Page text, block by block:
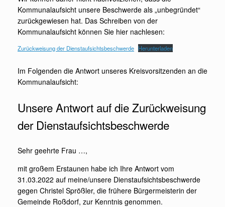
Kommunalaufsicht unsere Beschwerde als „unbegründet“
zurückgewiesen hat. Das Schreiben von der
Kommunalaufsicht können Sie hier nachlesen:
Zurückweisung der Dienstaufsichtsbeschwerde Herunterladen
Im Folgenden die Antwort unseres Kreisvorsitzenden an die
Kommunalaufsicht:
Unsere Antwort auf die Zurückweisung
der Dienstaufsichtsbeschwerde
Sehr geehrte Frau …,
mit großem Erstaunen habe ich Ihre Antwort vom
31.03.2022 auf meine/unsere Dienstaufsichtsbeschwerde
gegen Christel Sprößler, die frühere Bürgermeisterin der
Gemeinde Roßdorf, zur Kenntnis genommen.